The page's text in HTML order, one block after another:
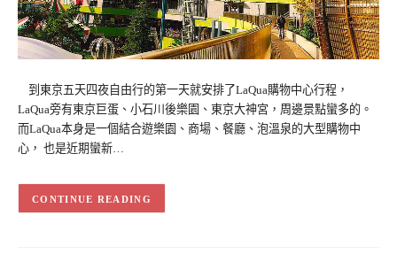
到東京五天四夜自由行的第一天就安排了LaQua購物中心行程，
LaQua旁有東京巨蛋、小石川後樂園、東京大神宮，周邊景點蠻多的。
而LaQua本身是一個結合遊樂園、商場、餐廳、泡溫泉的大型購物中
心， 也是近期蠻新…
CONTINUE READING